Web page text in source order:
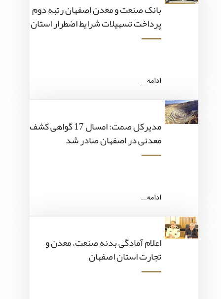
بانک صنعت و معدن اصفهان رتبه دوم
پرداخت تسهیلات شرایط اضطرار استان
ادامه...
مدیرکل صمت: امسال 17 گواهی کشف
معدنی در اصفهان صادر شد
ادامه...
اعلام آمادگی بدنه صنعت، معدن و
تجارت استان اصفهان